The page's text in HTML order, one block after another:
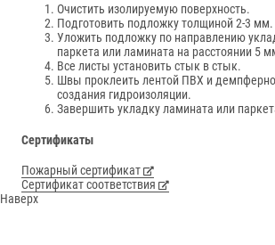
Очистить изолируемую поверхность.
Подготовить подложку толщиной 2-3 мм.
Уложить подложку по направлению
паркета или ламината на расстоянии 5
Все листы установить стык в стык.
Швы проклеить лентой ПВХ и
создания гидроизоляции.
Завершить укладку ламината или
Сертификаты
Пожарный сертификат
Сертификат соответствия
Наверх